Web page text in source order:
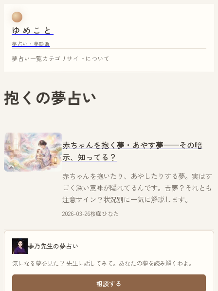
ゆめこと
夢占い・夢診断
夢占い一覧カテゴリ サイトについて
抱く の夢占い
赤ちゃんを抱く夢・あやす夢——その暗
示、知ってる？
赤ちゃんを抱いたり、あやしたりする夢。実はす
ごく深い意味が隠れてるんです。吉夢？それとも
注意サイン？状況別に一気に解説します。
2026-03-26桜庭ひなた
夢乃先生の夢占い
気になる夢を見た？ 先生に話してみて。あなたの夢を読み解くわよ。
相談する